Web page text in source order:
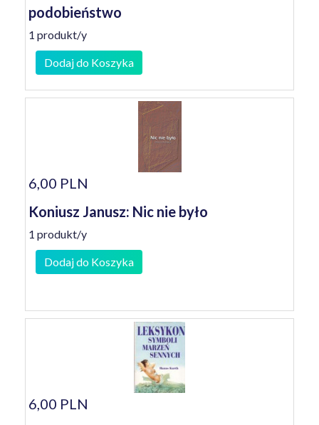
podobieństwo
1 produkt/y
Dodaj do Koszyka
6,00 PLN
Koniusz Janusz: Nic nie było
1 produkt/y
Dodaj do Koszyka
6,00 PLN